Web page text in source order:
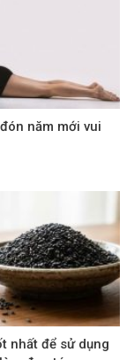
năm mới vui
nhất để sử dụng